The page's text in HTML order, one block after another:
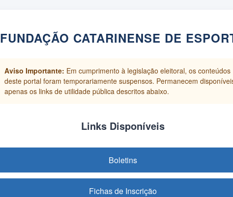
FUNDAÇÃO CATARINENSE DE
Aviso Importante: Em cumprimento à legislação eleitoral, os conteúdos
deste portal foram temporariamente suspensos. Permanecem
apenas os links de utilidade pública descritos abaixo.
Links Disponíveis
Boletins
Fichas de Inscrição